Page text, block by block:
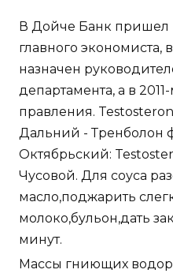
В Дойче Банк пришел
главного экономиста,
назначен
департамента, а в
правления.
Дальний - Тренболон
Октябрьский:
Чусовой. Для соуса
масло,поджарить
молоко,бульон,дать
минут.
Массы гниющих